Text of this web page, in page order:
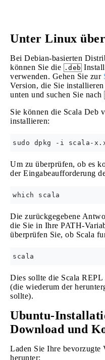
Unter Linux
Bei Debian-basierten
können Sie die .deb
verwenden. Gehen Sie zur
Version, die Sie
unten und suchen Sie nach
Sie können die Scala Deb
installieren:
Um zu überprüfen, ob es
der Eingabeaufforderung
Die zurückgegebene
die Sie in Ihre PATH-
überprüfen Sie, ob Scala
Dies sollte die Scala REPL
(die wiederum der
sollte).
Ubuntu-
Download und
Laden Sie Ihre bevorzugte
herunter: